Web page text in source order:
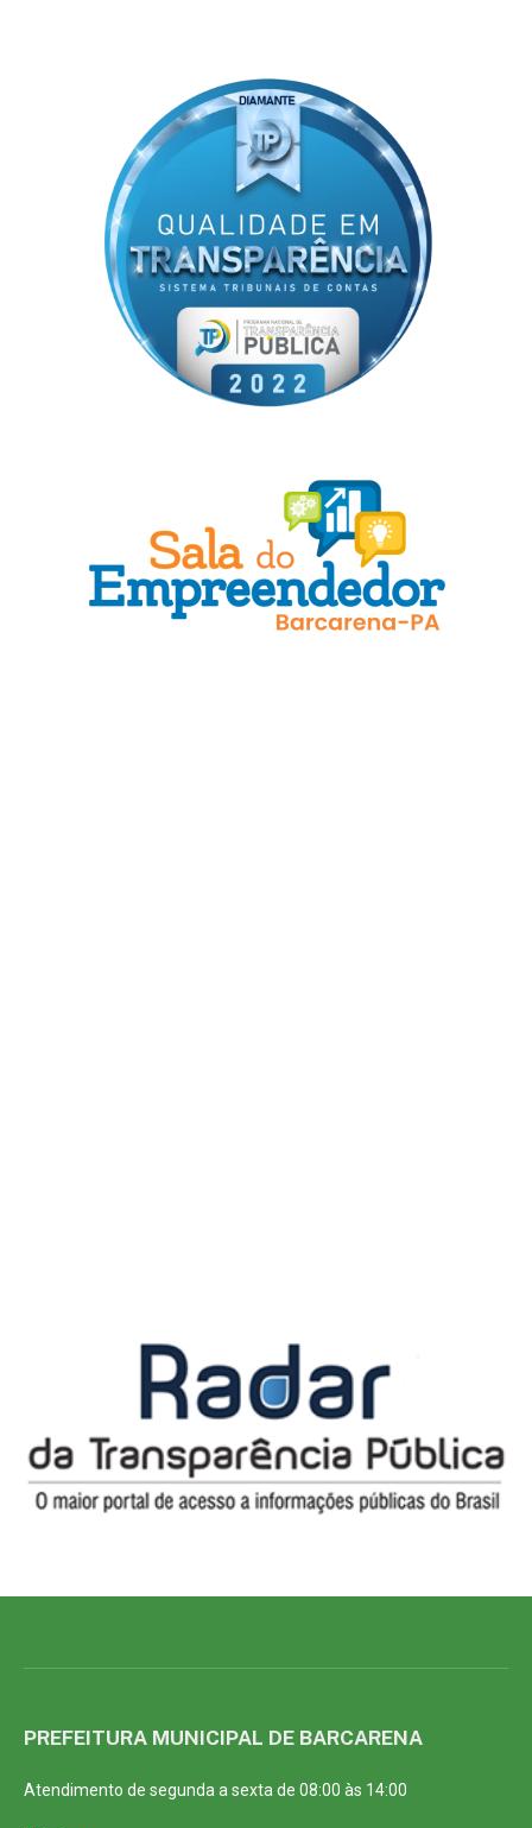
PREFEITURA MUNICIPAL DE BARCARENA
Atendimento de segunda a sexta de 08:00 às 14:00